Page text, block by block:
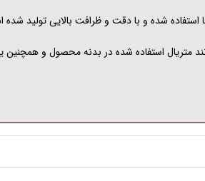
استفاده شده و با دقت و ظرافت بالایی تولید
متریال استفاده شده در بدنه محصول و همچنین